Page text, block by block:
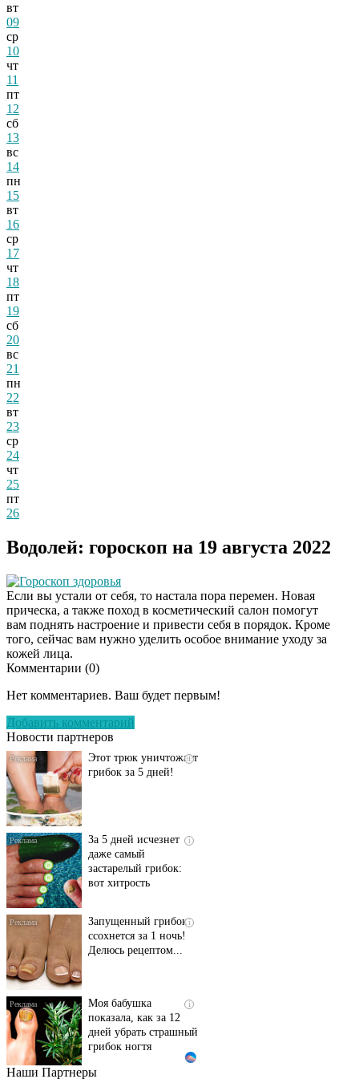
вт
09
ср
10
чт
11
пт
12
сб
13
вс
14
пн
15
вт
16
ср
17
чт
18
пт
19
сб
20
вс
21
пн
22
вт
23
ср
24
чт
25
пт
26
Водолей: гороскоп на 19 августа 2022
Гороскоп здоровья
Если вы устали от себя, то настала пора перемен. Новая
прическа, а также поход в косметический салон помогут
вам поднять настроение и привести себя в порядок. Кроме
того, сейчас вам нужно уделить особое внимание уходу за
кожей лица.
Комментарии (0)
Нет комментариев. Ваш будет первым!
Добавить комментарий
Новости партнеров
Даже самый
исчезнет с корнем,
Этот трюк уничтожает
грибок за 5 дней!
За 5 дней исчезнет
даже самый
застарелый грибок:
вот хитрость
Запущенный грибок
ссохнется за 1 ночь!
Делюсь рецептом...
Моя бабушка
показала, как за 12
дней убрать страшный
грибок ногтя
Наши Партнеры